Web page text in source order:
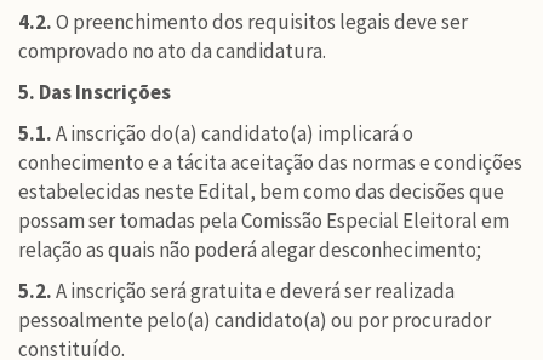
4.2.O preenchimento dos requisitos legais deve ser
comprovado no ato da candidatura.
5. Das Inscrições
5.1.A inscrição do(a) candidato(a) implicará o
conhecimento e a tácita aceitação das normas e condições
estabelecidas neste Edital, bem como das decisões que
possam ser tomadas pela Comissão Especial Eleitoral em
relação as quais não poderá alegar desconhecimento;
5.2.A inscrição será gratuita e deverá ser realizada
pessoalmente pelo(a) candidato(a) ou por procurador
constituído.